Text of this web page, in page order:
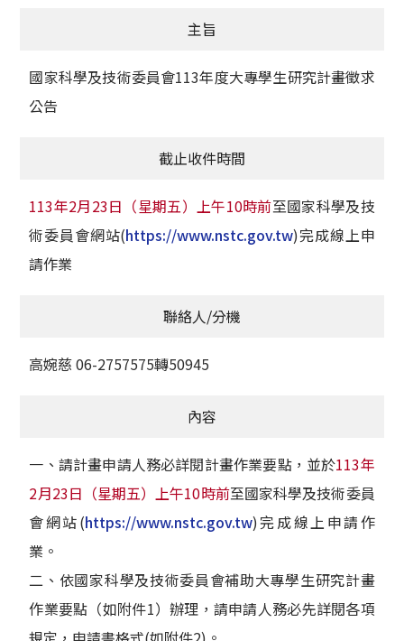
主旨
國家科學及技術委員會113年度大專學生研究計畫徵求
公告
截止收件時間
113年2月23日（星期五）上午10時前至國家科學及技
術委員會網站(https://www.nstc.gov.tw)完成線上申
請作業
聯絡人/分機
高婉慈 06-2757575轉50945
內容
一、請計畫申請人務必詳閱計畫作業要點，並於113年
2月23日（星期五）上午10時前至國家科學及技術委員
會網站(https://www.nstc.gov.tw)完成線上申請作
業。
二、依國家科學及技術委員會補助大專學生研究計畫
作業要點（如附件1）辦理，請申請人務必先詳閱各項